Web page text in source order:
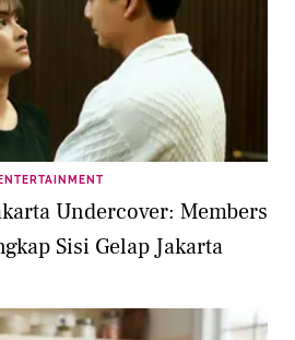
ENTERTAINMENT
Undercover: Members
Sisi Gelap Jakarta